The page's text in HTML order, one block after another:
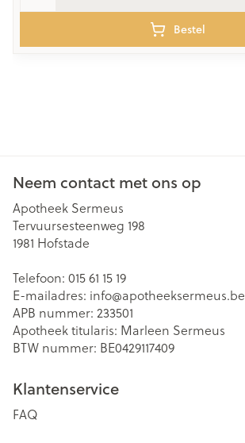
Bestel
Neem contact met ons op
Apotheek Sermeus
Tervuursesteenweg 198
1981 Hofstade
Telefoon: 015 61 15 19
E-mailadres: info@apotheeksermeus.be
APB nummer: 233501
Apotheek titularis: Marleen Sermeus
BTW nummer: BE0429117409
Klantenservice
FAQ